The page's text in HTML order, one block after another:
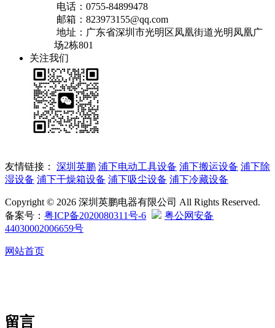
电话：0755-84899478
邮箱：823973155@qq.com
地址：广东省深圳市光明区凤凰街道光明凤凰广
场2栋801
关注我们
友情链接： 深圳英鹏 浦下电动工具设备 浦下搬运设备 浦下除
湿设备 浦下干燥箱设备 浦下吸尘设备 浦下冷藏设备
Copyright © 2026 深圳英鹏电器有限公司 All Rights Reserved.
备案号： 粤ICP备2020080311号-6
粤公网安备
44030002006659号
网站首页
留言